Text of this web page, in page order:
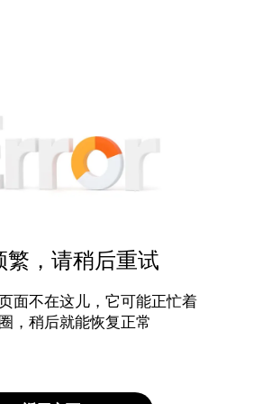
繁，请稍后重试
面不在这儿，它可能正忙着
，稍后就能恢复正常